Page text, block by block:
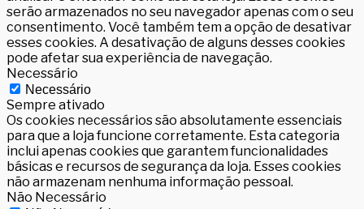
serão armazenados no seu navegador apenas com o seu
consentimento. Você também tem a opção de desativar
esses cookies. A desativação de alguns desses cookies
pode afetar sua experiência de navegação.
Necessário
Necessário
Sempre ativado
Os cookies necessários são absolutamente essenciais
para que a loja funcione corretamente. Esta categoria
inclui apenas cookies que garantem funcionalidades
básicas e recursos de segurança da loja. Esses cookies
não armazenam nenhuma informação pessoal.
Não Necessário